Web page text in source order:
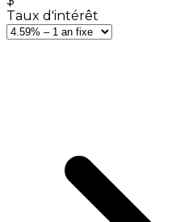
Taux d'intérêt